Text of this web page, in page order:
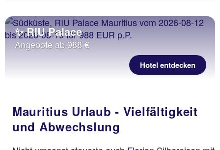
✨ RIU Palace
Angebote ab 988 €
Hotel entdecken
Mauritius Urlaub - Vielfältigkeit
und Abwechslung